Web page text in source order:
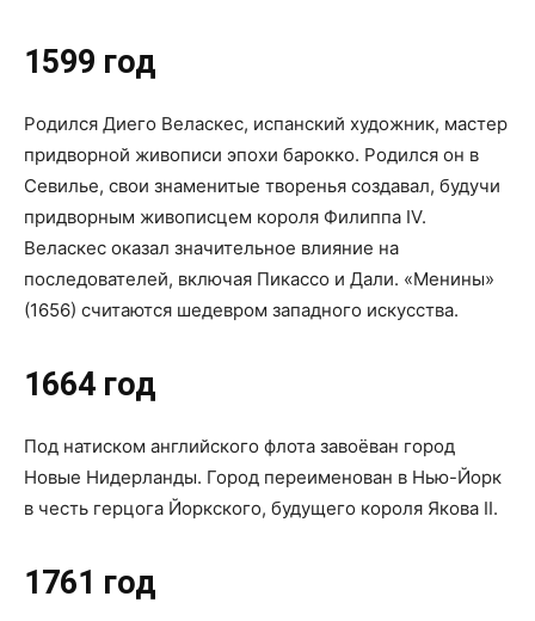
1599 год
Родился Диего Веласкес, испанский художник, мастер
придворной живописи эпохи барокко. Родился он в
Севилье, свои знаменитые творенья создавал, будучи
придворным живописцем короля Филиппа IV.
Веласкес оказал значительное влияние на
последователей, включая Пикассо и Дали. «Менины»
(1656) считаются шедевром западного искусства.
1664 год
Под натиском английского флота завоёван город
Новые Нидерланды. Город переименован в Нью-Йорк
в честь герцога Йоркского, будущего короля Якова II.
1761 год